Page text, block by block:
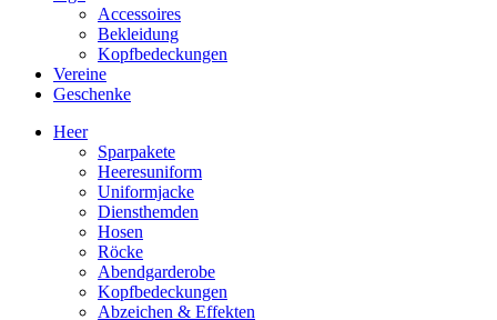
Accessoires
Bekleidung
Kopfbedeckungen
Vereine
Geschenke
Heer
Sparpakete
Heeresuniform
Uniformjacke
Diensthemden
Hosen
Röcke
Abendgarderobe
Kopfbedeckungen
Abzeichen & Effekten